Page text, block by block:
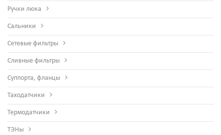
Ручки люка
Сальники
Сетевые фильтры
Сливные фильтры
Суппорта, фланцы
Таходатчики
Термодатчики
ТЭНы